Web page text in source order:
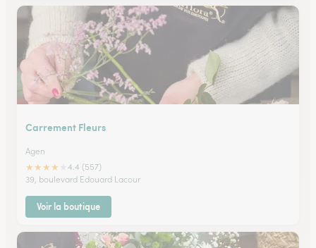
Carrement Fleurs
Agen
★★★★
4.4 (557)
39, boulevard Edouard Lacour
Voir la boutique